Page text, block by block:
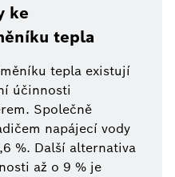
ke
tepla
tepla existují
účinnosti
Společně
napájecí vody
%. Další alternativa
až o 9 % je